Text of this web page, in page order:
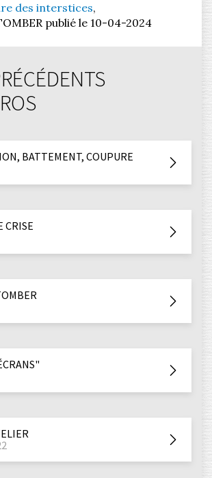
des interstices,
publié le 10-04-2024
BATTEMENT, COUPURE
CRISE